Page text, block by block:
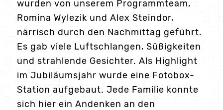
wurden von unserem Programmteam,
Romina Wylezik und Alex Steindor,
närrisch durch den Nachmittag geführt.
Es gab viele Luftschlangen, Süßigkeiten
und strahlende Gesichter. Als Highlight
im Jubiläumsjahr wurde eine Fotobox-
Station aufgebaut. Jede Familie konnte
sich hier ein Andenken an den